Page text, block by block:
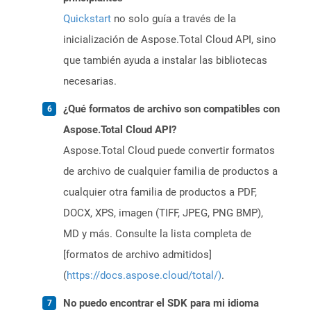
Quickstart no solo guía a través de la
inicialización de Aspose.Total Cloud API, sino
que también ayuda a instalar las bibliotecas
necesarias.
¿Qué formatos de archivo son compatibles con
Aspose.Total Cloud API?
Aspose.Total Cloud puede convertir formatos
de archivo de cualquier familia de productos a
cualquier otra familia de productos a PDF,
DOCX, XPS, imagen (TIFF, JPEG, PNG BMP),
MD y más. Consulte la lista completa de
[formatos de archivo admitidos]
(https://docs.aspose.cloud/total/).
No puedo encontrar el SDK para mi idioma